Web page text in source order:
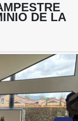
DE LA